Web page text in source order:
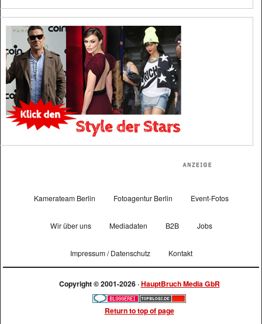
Kamerateam Berlin Fotoagentur Berlin Event-Fotos
Wir über uns Mediadaten B2B Jobs
Impressum / Datenschutz Kontakt
Copyright © 2001-2026 ·HauptBruch Media GbR
Return to top of page